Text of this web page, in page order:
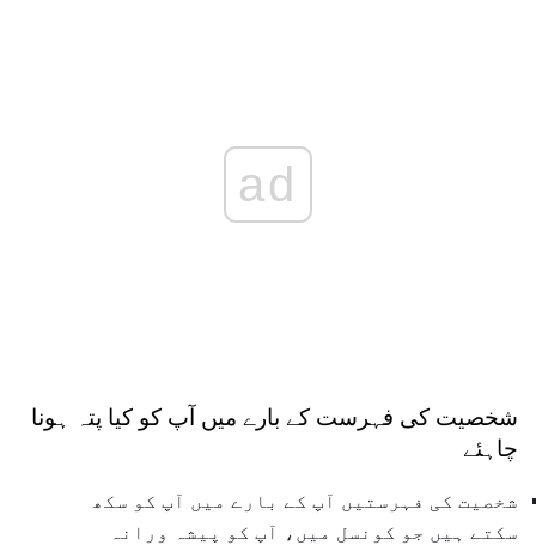
ad
شخصیت کی فہرست کے بارے میں آپ کو کیا پتہ ہونا
چاہئے
شخصیت کی فہرستیں آپ کے بارے میں آپ کو سکھ
سکتے ہیں جو کونسل میں، آپ کو پیشہ ورانہ